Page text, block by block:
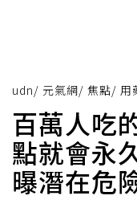
udn/ 元氣網/ 焦點/ 用
百萬人吃
點就會永
曝潛在危